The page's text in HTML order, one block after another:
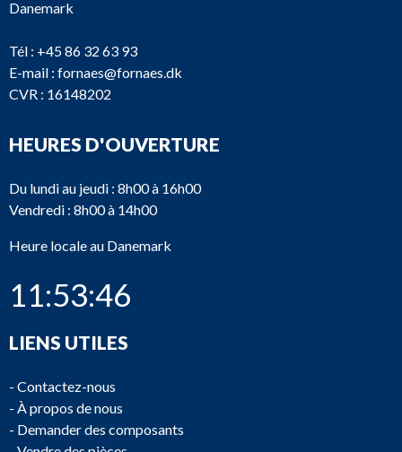
Danemark
Tél : +45 86 32 63 93
E-mail : fornaes@fornaes.dk
CVR : 16148202
HEURES D'OUVERTURE
Du lundi au jeudi : 8h00 à 16h00
Vendredi : 8h00 à 14h00
Heure locale au Danemark
11:53:46
LIENS UTILES
- Contactez-nous
- À propos de nous
- Demander des composants